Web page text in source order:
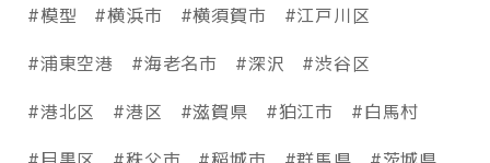
模型
横浜市 横須賀市
江戸川区
浦東空港
海老名市 深沢
渋谷区
港北区
港区 滋賀県 狛江市
白馬村